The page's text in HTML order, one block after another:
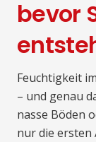
bevor
Feuchtigkeit
– und genau
nasse Böden
nur die ersten